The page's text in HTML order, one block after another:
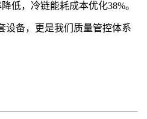
低，冷链能耗成本优化38%。
设备，更是我们质量管控体系